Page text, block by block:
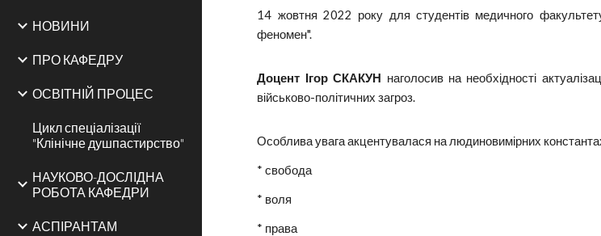
НОВИНИ
ПРО КАФЕДРУ
ОСВІТНІЙ ПРОЦЕС
Цикл спеціалізації
"Клінічне душпастирство"
НАУКОВО-ДОСЛІДНА
РОБОТА КАФЕДРИ
АСПІРАНТАМ
14 жовтня 2022 року для студентів медичного
феномен".
Доцент Ігор СКАКУН наголосив на необхідності
військово-політичних загроз.
Особлива увага акцентувалася на людиновимірних
* свобода
* воля
* права